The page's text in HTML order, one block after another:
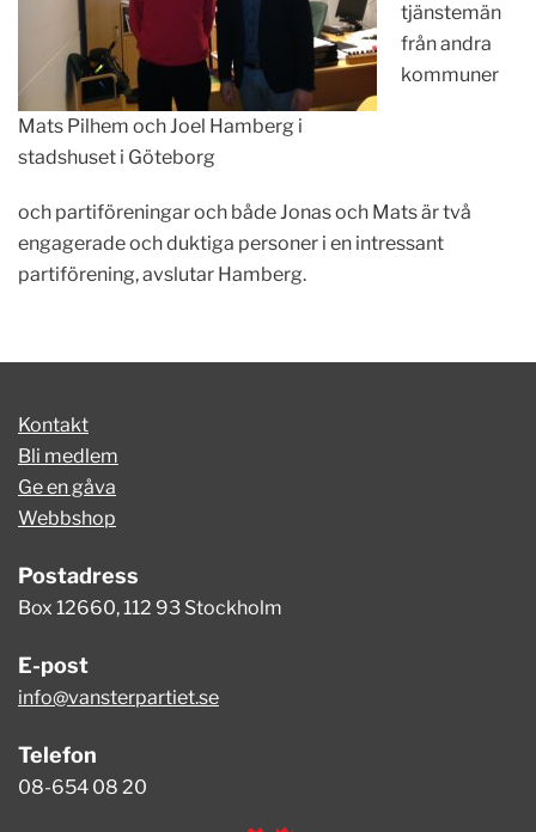
Mats Pilhem och Joel Hamberg i
stadshuset i Göteborg
tjänstemän
från andra
kommuner
och partiföreningar och både Jonas och Mats är två
engagerade och duktiga personer i en intressant
partiförening, avslutar Hamberg.
Kontakt
Bli medlem
Ge en gåva
Webbshop
Postadress
Box 12660, 112 93 Stockholm
E-post
info@vansterpartiet.se
Telefon
08-654 08 20